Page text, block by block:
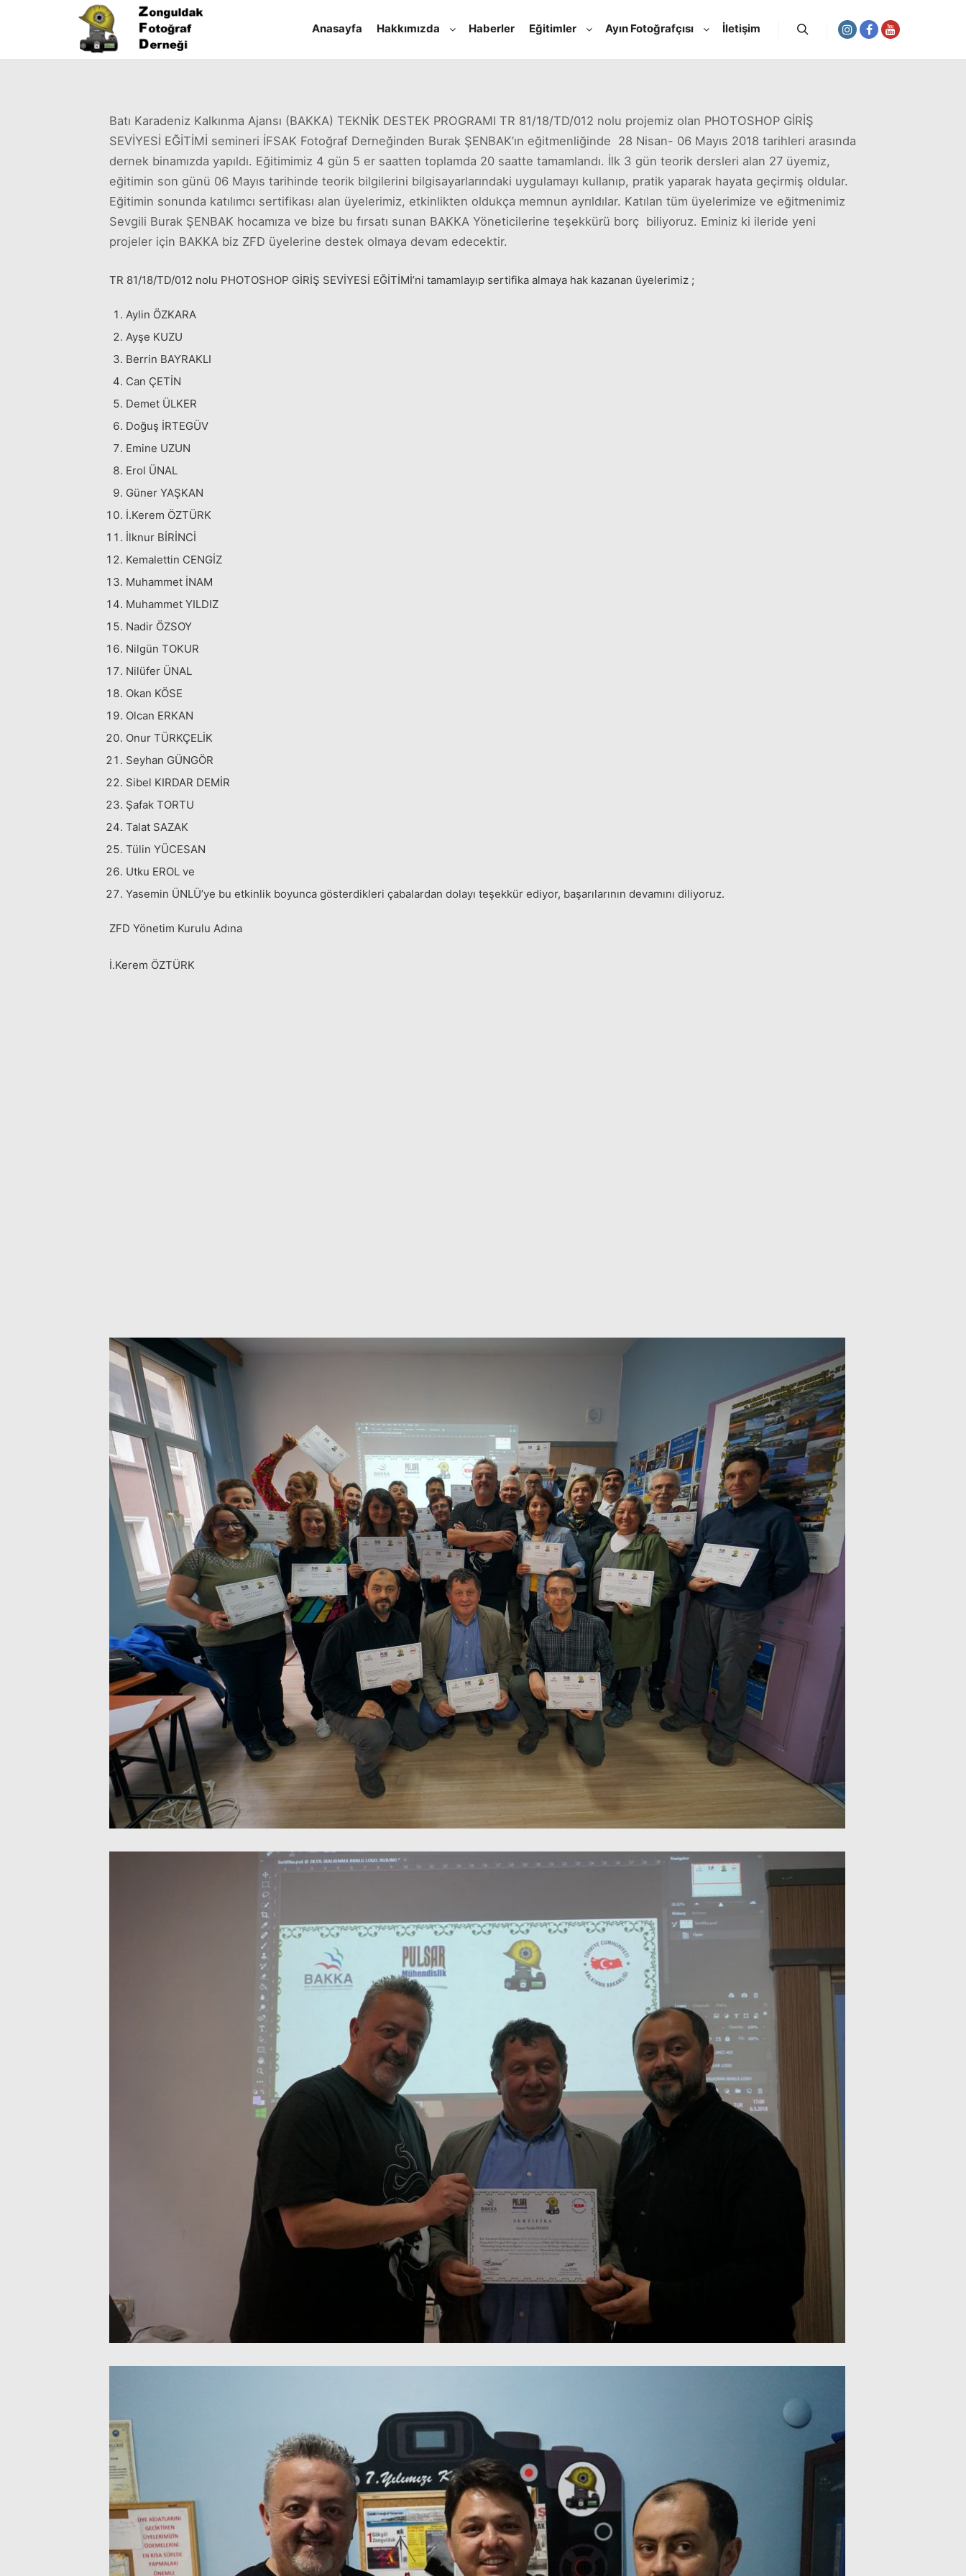
Anasayfa Hakkımızda Haberler Eğitimler Ayın Fotoğrafçısı İletişim
Batı Karadeniz Kalkınma Ajansı (BAKKA) TEKNİK DESTEK PROGRAMI TR 81/18/TD/012 nolu projemiz olan PHOTOSHOP GİRİŞ
SEVİYESİ EĞİTİMİ semineri İFSAK Fotoğraf Derneğinden Burak ŞENBAK’ın eğitmenliğinde 28 Nisan- 06 Mayıs 2018 tarihleri arasında
dernek binamızda yapıldı. Eğitimimiz 4 gün 5 er saatten toplamda 20 saatte tamamlandı. İlk 3 gün teorik dersleri alan 27 üyemiz,
eğitimin son günü 06 Mayıs tarihinde teorik bilgilerini bilgisayarlarındaki uygulamayı kullanıp, pratik yaparak hayata geçirmiş oldular.
Eğitimin sonunda katılımcı sertifikası alan üyelerimiz, etkinlikten oldukça memnun ayrıldılar. Katılan tüm üyelerimize ve eğitmenimiz
Sevgili Burak ŞENBAK hocamıza ve bize bu fırsatı sunan BAKKA Yöneticilerine teşekkürü borç biliyoruz. Eminiz ki ileride yeni
projeler için BAKKA biz ZFD üyelerine destek olmaya devam edecektir.
TR 81/18/TD/012 nolu PHOTOSHOP GİRİŞ SEVİYESİ EĞİTİMİ’ni tamamlayıp sertifika almaya hak kazanan üyelerimiz ;
Aylin ÖZKARA
Ayşe KUZU
Berrin BAYRAKLI
Can ÇETİN
Demet ÜLKER
Doğuş İRTEGÜV
Emine UZUN
Erol ÜNAL
Güner YAŞKAN
İ.Kerem ÖZTÜRK
İlknur BİRİNCİ
Kemalettin CENGİZ
Muhammet İNAM
Muhammet YILDIZ
Nadir ÖZSOY
Nilgün TOKUR
Nilüfer ÜNAL
Okan KÖSE
Olcan ERKAN
Onur TÜRKÇELİK
Seyhan GÜNGÖR
Sibel KIRDAR DEMİR
Şafak TORTU
Talat SAZAK
Tülin YÜCESAN
Utku EROL ve
Yasemin ÜNLÜ’ye bu etkinlik boyunca gösterdikleri çabalardan dolayı teşekkür ediyor, başarılarının devamını diliyoruz.
ZFD Yönetim Kurulu Adına
İ.Kerem ÖZTÜRK